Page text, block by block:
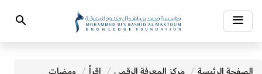
Toggle
navigation
Search